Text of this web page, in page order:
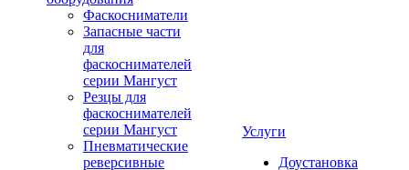
Фаскосниматели
Запасные части
для
фаскоснимателей
серии Мангуст
Резцы для
фаскоснимателей
серии Мангуст
Пневматические
реверсивные
Услуги
Доустановка